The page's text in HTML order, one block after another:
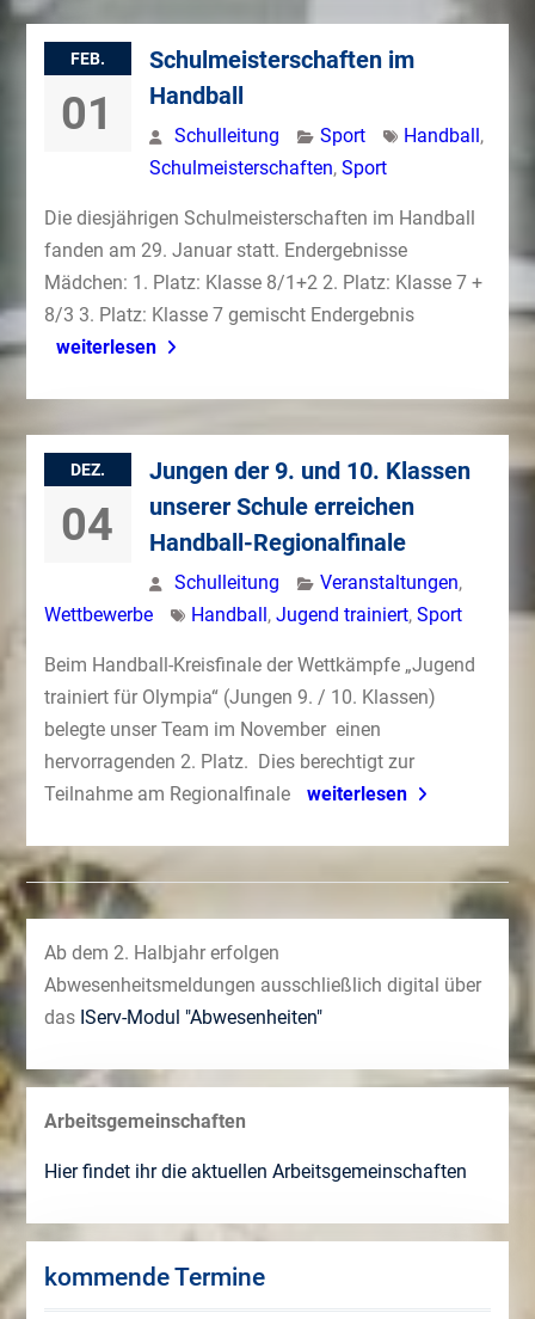
FEB.
01
Schulmeisterschaften im
Handball
Schulleitung Sport Handball,
Schulmeisterschaften, Sport
Die diesjährigen Schulmeisterschaften im Handball
fanden am 29. Januar statt. Endergebnisse
Mädchen: 1. Platz: Klasse 8/1+2 2. Platz: Klasse 7 +
8/3 3. Platz: Klasse 7 gemischt Endergebnis
weiterlesen
DEZ.
04
Jungen der 9. und 10. Klassen
unserer Schule erreichen
Handball-Regionalfinale
Schulleitung Veranstaltungen,
Wettbewerbe
Handball, Jugend trainiert, Sport
Beim Handball-Kreisfinale der Wettkämpfe „Jugend
trainiert für Olympia“ (Jungen 9. / 10. Klassen)
belegte unser Team im November einen
hervorragenden 2. Platz. Dies berechtigt zur
Teilnahme am Regionalfinale
weiterlesen
Ab dem 2. Halbjahr erfolgen
Abwesenheitsmeldungen ausschließlich digital über
das IServ-Modul "Abwesenheiten"
Arbeitsgemeinschaften
Hier findet ihr die aktuellen Arbeitsgemeinschaften
kommende Termine